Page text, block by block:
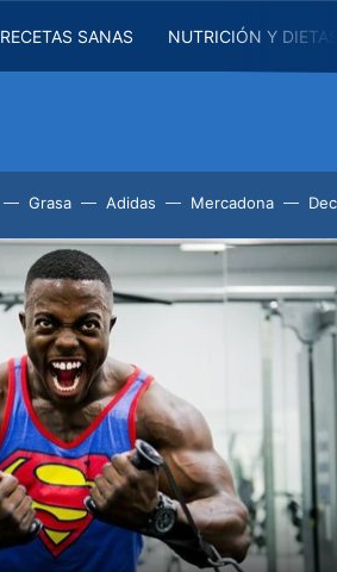
RECETAS SANAS NUTRICIÓN Y
Grasa Adidas Mercadona